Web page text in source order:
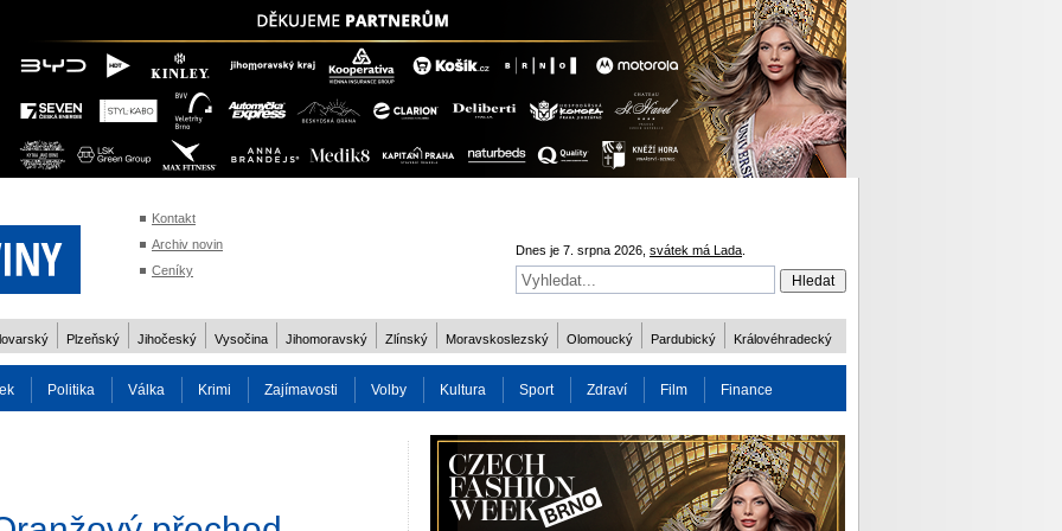
Kontakt
Archiv novin
Ceníky
Dnes je 7. srpna 2026, svátek má Lada
Plzeňský Jihočeský Vysočina Jihomoravský Zlínský Moravskoslezský Olomoucký Pardubický Královéhradecký
Politika Válka Krimi Zajímavosti Volby Kultura Sport Zdraví Film Finance
Charita Osobnost Více ODM 2016